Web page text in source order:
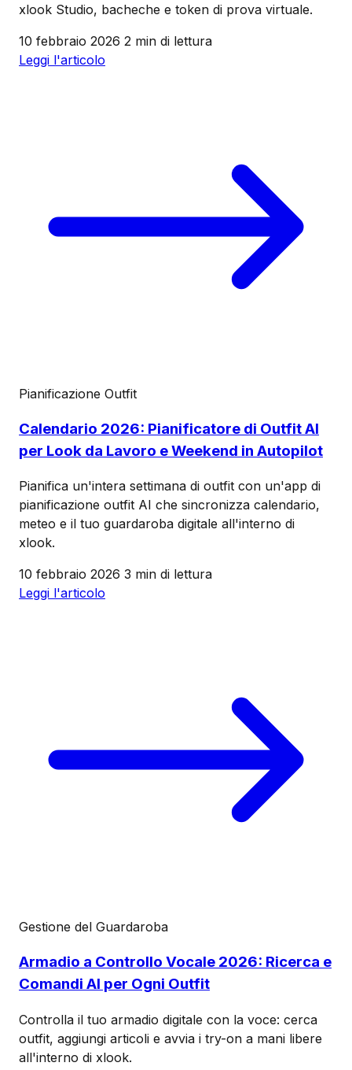
xlook Studio, bacheche e token di prova virtuale.
10 febbraio 2026 2 min di lettura
Leggi l'articolo
Pianificazione Outfit
Calendario 2026: Pianificatore di Outfit AI
per Look da Lavoro e Weekend in Autopilot
Pianifica un'intera settimana di outfit con un'app di
pianificazione outfit AI che sincronizza calendario,
meteo e il tuo guardaroba digitale all'interno di
xlook.
10 febbraio 2026 3 min di lettura
Leggi l'articolo
Gestione del Guardaroba
Armadio a Controllo Vocale 2026: Ricerca e
Comandi AI per Ogni Outfit
Controlla il tuo armadio digitale con la voce: cerca
outfit, aggiungi articoli e avvia i try-on a mani libere
all'interno di xlook.